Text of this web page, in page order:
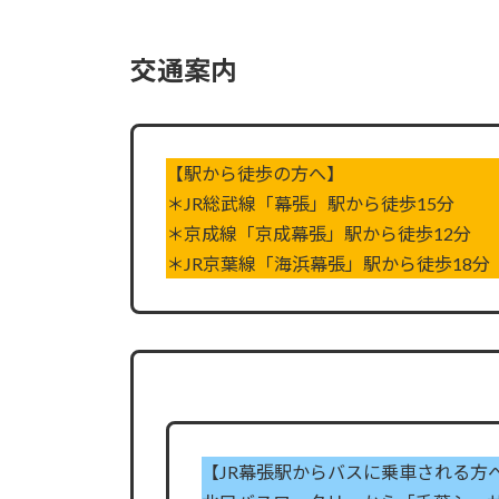
交通案内
【駅から徒歩の方へ】
＊JR総武線「幕張」駅から徒歩15分
＊京成線「京成幕張」駅から徒歩12分
＊JR京葉線「海浜幕張」駅から徒歩18分
【JR幕張駅からバスに乗車される方